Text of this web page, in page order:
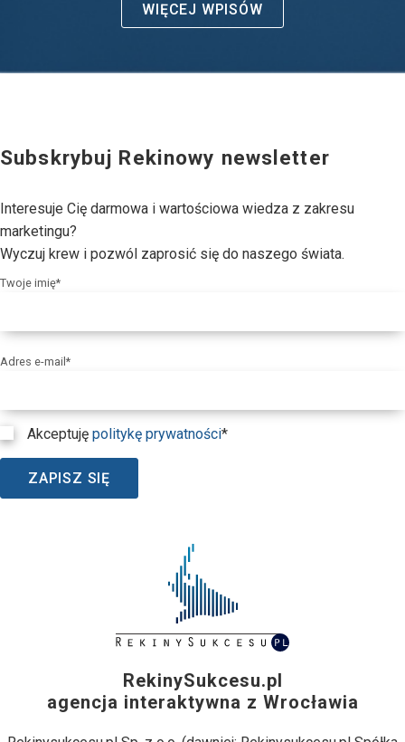
WIĘCEJ WPISÓW
Subskrybuj Rekinowy newsletter
Interesuje Cię darmowa i wartościowa wiedza z zakresu
marketingu?
Wyczuj krew i pozwól zaprosić się do naszego świata.
Twoje imię*
Adres e-mail*
Akceptuję politykę prywatności*
ZAPISZ SIĘ
RekinySukcesu.pl
agencja interaktywna z Wrocławia